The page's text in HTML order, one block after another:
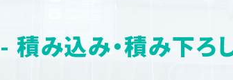
- 積み込み・積み下ろ